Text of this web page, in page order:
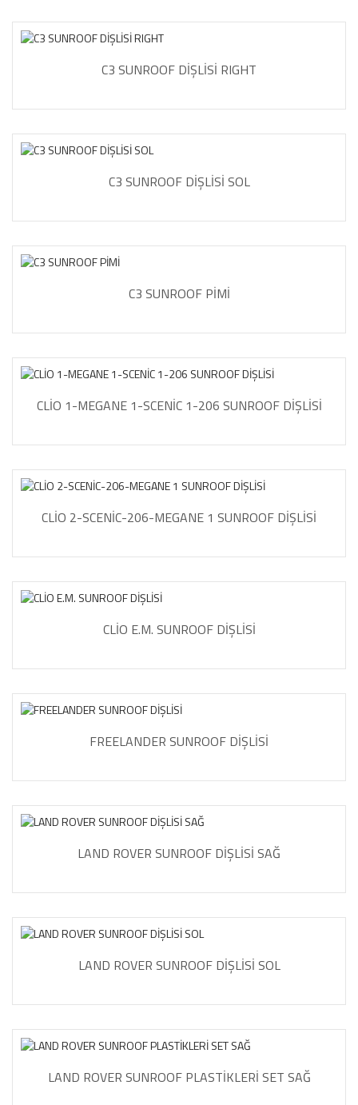
C3 SUNROOF DİŞLİSİ RIGHT
C3 SUNROOF DİŞLİSİ SOL
C3 SUNROOF PİMİ
CLİO 1-MEGANE 1-SCENİC 1-206 SUNROOF DİŞLİSİ
CLİO 2-SCENİC-206-MEGANE 1 SUNROOF DİŞLİSİ
CLİO E.M. SUNROOF DİŞLİSİ
FREELANDER SUNROOF DİŞLİSİ
LAND ROVER SUNROOF DİŞLİSİ SAĞ
LAND ROVER SUNROOF DİŞLİSİ SOL
LAND ROVER SUNROOF PLASTİKLERİ SET SAĞ